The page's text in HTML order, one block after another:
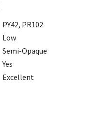
PY42, PR102
Low
Semi-Opaque
Yes
Excellent